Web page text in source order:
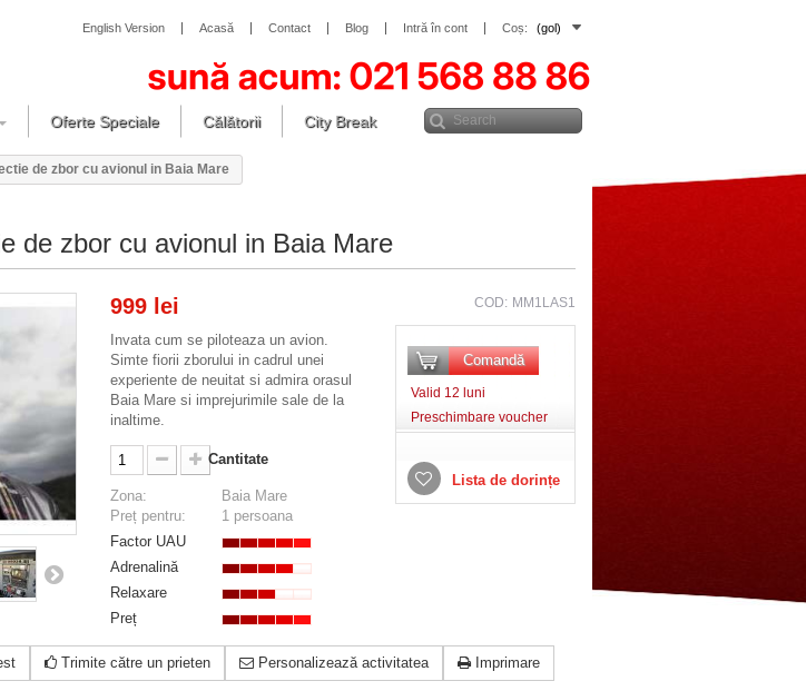
Coș: (gol)
Intră în cont
Blog
Contact
Acasă
English Version
Oferte Speciale Călătorii City Break
de zbor cu avionul in Baia Mare
de zbor cu avionul in Baia Mare
999 lei
Invata cum se piloteaza un avion.
Simte fiorii zborului in cadrul unei
experiente de neuitat si admira orasul
Baia Mare si imprejurimile sale de la
inaltime.
Cantitate
Zona:
Baia Mare
Preț pentru:
1 persoana
Factor UAU
Adrenalină
Relaxare
Preț
COD: MM1LAS1
Comandă
Valid 12 luni
Preschimbare voucher
Lista de dorințe
Trimite către un prieten Personalizează activitatea Imprimare